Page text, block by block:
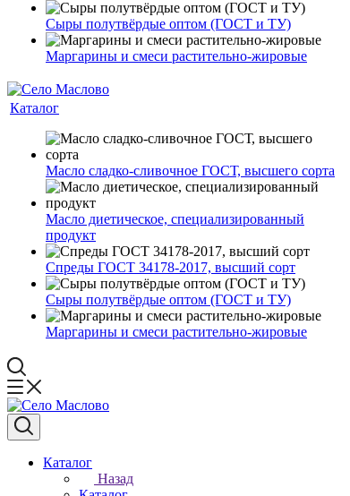
Сыры полутвёрдые оптом (ГОСТ и ТУ)
Маргарины и смеси растительно-жировые
Каталог
Масло сладко-сливочное ГОСТ, высшего сорта
Масло диетическое, специализированный
продукт
Спреды ГОСТ 34178-2017, высший сорт
Сыры полутвёрдые оптом (ГОСТ и ТУ)
Маргарины и смеси растительно-жировые
Каталог
Назад